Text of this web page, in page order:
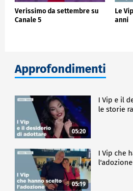
Verissimo da settembre su
Canale 5
Le
anni
Approfondimenti
05:20
I Vip e il
le storie
05:19
I Vip che
l'adozione